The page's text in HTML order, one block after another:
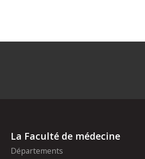
La Faculté de médecine
Départements